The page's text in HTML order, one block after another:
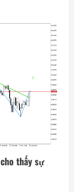
thấy sự